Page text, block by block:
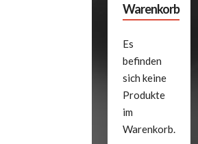
Warenkorb
Es
befinden
sich keine
Produkte
im
Warenkorb.